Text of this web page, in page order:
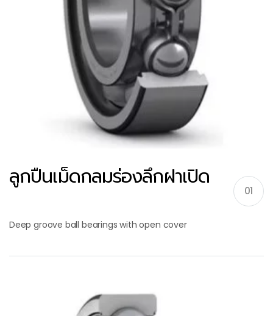
ลูกปืนเม็ดกลมร่องลึกฝาเปิด
01
Deep groove ball bearings with open cover